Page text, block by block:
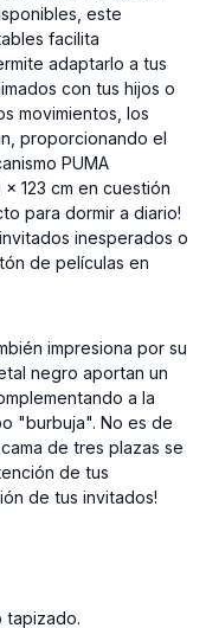
este
facilita
adaptarlo a tus
con tus hijos o
movimientos, los
proporcionando el
PUMA
123 cm en cuestión
para dormir a diario!
inesperados o
de películas en
impresiona por su
negro aportan un
a la
"burbuja". No es de
de tres plazas se
de tus
de tus invitados!
tapizado.